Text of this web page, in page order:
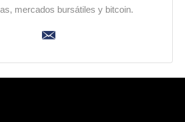
mercados bursátiles y bitcoin.